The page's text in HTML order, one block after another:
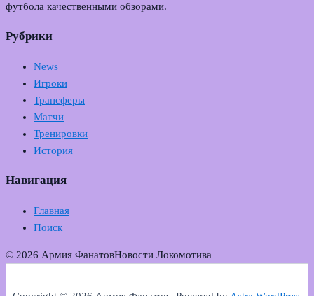
футбола качественными обзорами.
Рубрики
News
Игроки
Трансферы
Матчи
Тренировки
История
Навигация
Главная
Поиск
© 2026 Армия ФанатовНовости Локомотива